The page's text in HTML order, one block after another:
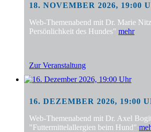
18. NOVEMBER 2026, 19:00
Web-Themenabend mit Dr. Marie
Persönlichkeit des Hundes" mehr
Zur Veranstaltung
16. DEZEMBER 2026, 19:00
Web-Themenabend mit Dr. Axel
"Futtermittelallergien beim Hund"